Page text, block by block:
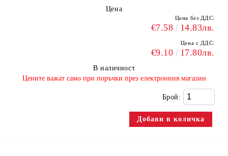
Цена
Цена без ДДС:
€7.58 14.83лв.
Цена с ДДС:
€9.10 17.80лв.
В наличност
​Цените важат само при поръчки през електронния магазин
Брой: